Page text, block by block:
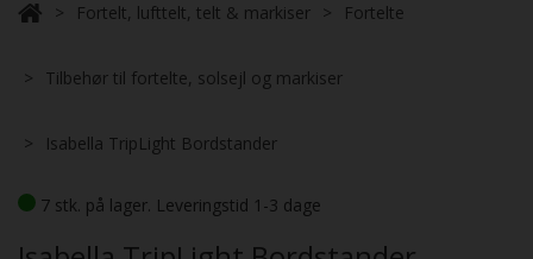
Fortelt, lufttelt, telt & markiser Fortelte
Tilbehør til fortelte, solsejl og markiser
Isabella TripLight Bordstander
7 stk. på lager. Leveringstid 1-3 dage